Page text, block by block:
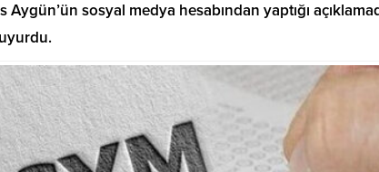
Aygün’ün sosyal medya hesabından yaptığı